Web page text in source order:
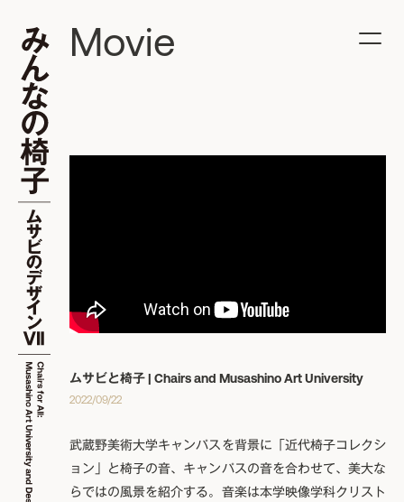
Movie
ムサビと椅子 | Chairs and Musashino Art University
2022/09/22
武蔵野美術⼤学キャンパスを背景に「近代椅⼦コレクシ
ョン」と椅子の音、キャンパスの音を合わせて、美大な
らではの風景を紹介する。音楽は本学映像学科クリスト